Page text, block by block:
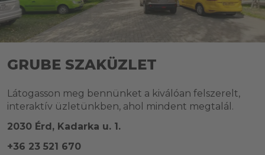
GRUBE SZAKÜZLET
Látogasson meg bennünket a kiválóan felszerelt,
interaktív üzletünkben, ahol mindent megtalál.
2030 Érd, Kadarka u. 1.
+36 23 521 670